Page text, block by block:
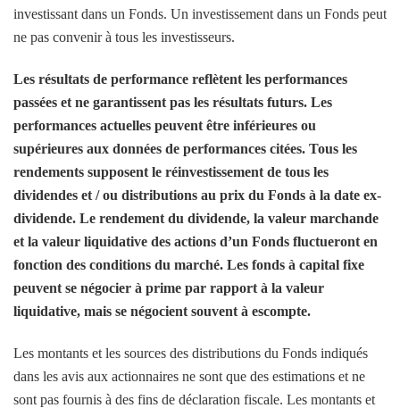
investissant dans un Fonds. Un investissement dans un Fonds peut
ne pas convenir à tous les investisseurs.
Les résultats de performance reflètent les performances
passées et ne garantissent pas les résultats futurs. Les
performances actuelles peuvent être inférieures ou
supérieures aux données de performances citées. Tous les
rendements supposent le réinvestissement de tous les
dividendes et / ou distributions au prix du Fonds à la date ex-
dividende. Le rendement du dividende, la valeur marchande
et la valeur liquidative des actions d’un Fonds fluctueront en
fonction des conditions du marché. Les fonds à capital fixe
peuvent se négocier à prime par rapport à la valeur
liquidative, mais se négocient souvent à escompte.
Les montants et les sources des distributions du Fonds indiqués
dans les avis aux actionnaires ne sont que des estimations et ne
sont pas fournis à des fins de déclaration fiscale. Les montants et